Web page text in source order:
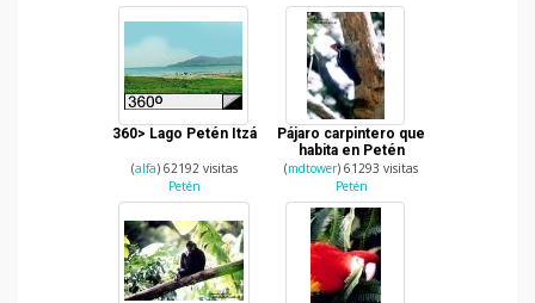
360> Lago Petén Itzá
(alfa) 62192 visitas
Petén
Pájaro carpintero que
habita en Petén
(mdtower) 61293 visitas
Petén